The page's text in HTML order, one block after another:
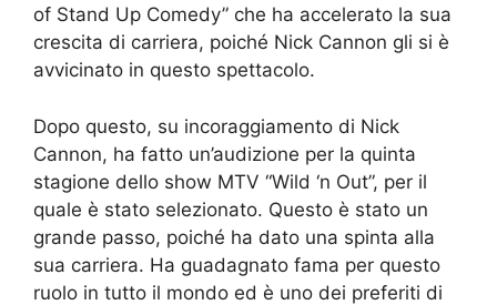
of Stand Up Comedy” che ha accelerato la sua
crescita di carriera, poiché Nick Cannon gli si è
avvicinato in questo spettacolo.
Dopo questo, su incoraggiamento di Nick
Cannon, ha fatto un’audizione per la quinta
stagione dello show MTV “Wild ‘n Out”, per il
quale è stato selezionato. Questo è stato un
grande passo, poiché ha dato una spinta alla
sua carriera. Ha guadagnato fama per questo
ruolo in tutto il mondo ed è uno dei preferiti di